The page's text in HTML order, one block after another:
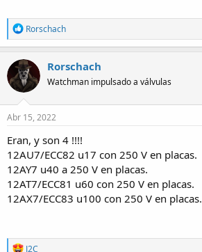
R
e
a
c
t
i
o
n
s
Rorschach
Rorschach
Watchman impulsado a válvulas
Abr 15, 2022
Eran, y son 4 !!!!
12AU7/ECC82 u17 con 250 V en placas.
12AY7 u40 a 250 V en placas.
12AT7/ECC81 u60 con 250 V en placas.
12AX7/ECC83 u100 con 250 V en placas.
R
J2C